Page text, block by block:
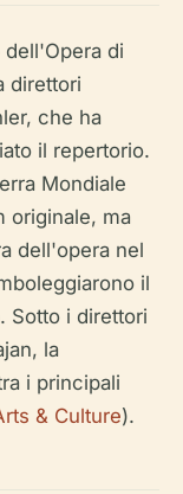
di
direttori
che ha
il repertorio.
Mondiale
originale, ma
dell'opera nel
il
Sotto i direttori
la
i principali
& Culture).